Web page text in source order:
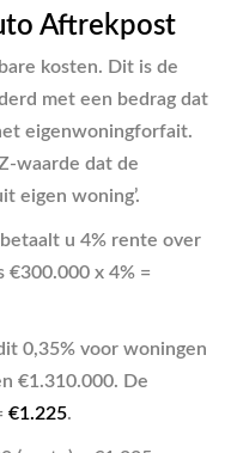
Aftrekpost
kosten. Dit is de
met een bedrag dat
eigenwoningforfait.
waarde dat de
eigen woning’.
u 4% rente over
€300.000 x 4% =
0,35% voor woningen
€1.310.000. De
€1.225.